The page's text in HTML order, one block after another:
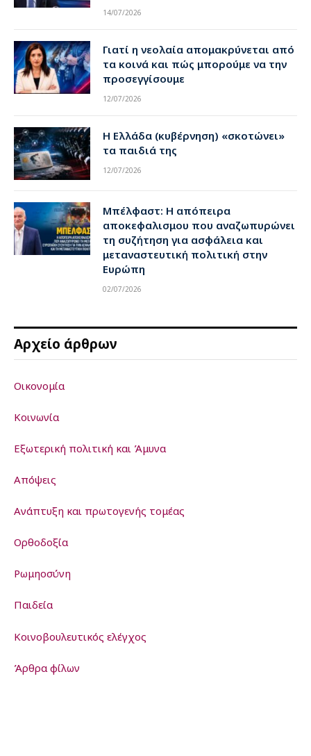
14/07/2026
Γιατί η νεολαία απομακρύνεται από
τα κοινά και πώς μπορούμε να την
προσεγγίσουμε
12/07/2026
Η Ελλάδα (κυβέρνηση) «σκοτώνει»
τα παιδιά της
12/07/2026
Μπέλφαστ: Η απόπειρα
αποκεφαλισμου που αναζωπυρώνει
τη συζήτηση για ασφάλεια και
μεταναστευτική πολιτική στην
Ευρώπη
02/07/2026
Αρχείο άρθρων
Οικονομία
Κοινωνία
Εξωτερική πολιτική και Άμυνα
Απόψεις
Ανάπτυξη και πρωτογενής τομέας
Ορθοδοξία
Ρωμηοσύνη
Παιδεία
Kοινοβουλευτικός ελέγχος
Άρθρα φίλων